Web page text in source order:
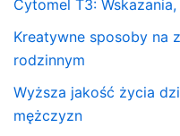
Cytomel T3:
Kreatywne sposoby na
rodzinnym
Wyższa jakość życia
mężczyzn